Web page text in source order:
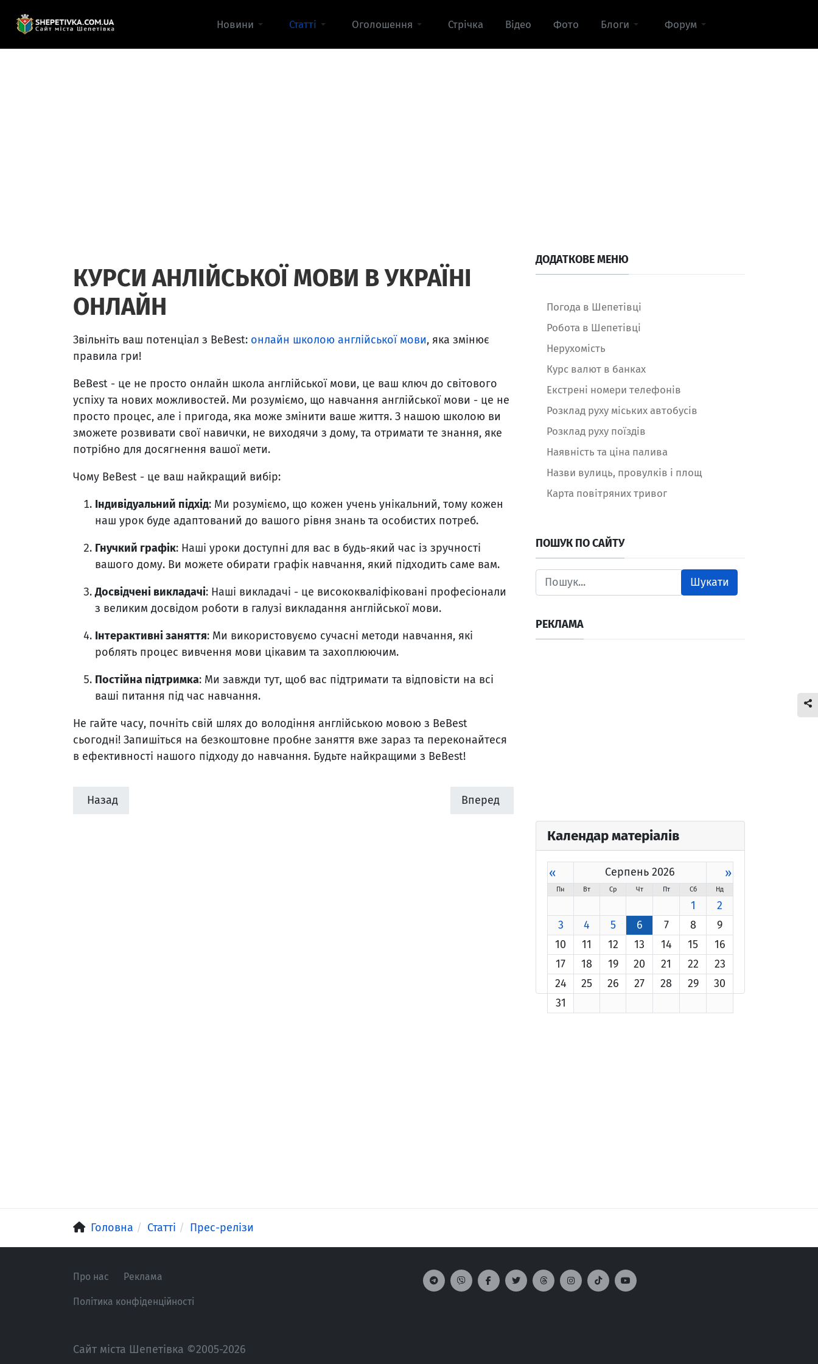
Новини Статті Оголошення Стрічка Відео Фото Блоги Форум
КУРСИ АНЛІЙСЬКОЇ МОВИ В УКРАЇНІ
ОНЛАЙН
Звільніть ваш потенціал з BeBest: онлайн школою англійської мови, яка змінює
правила гри!
BeBest - це не просто онлайн школа англійської мови, це ваш ключ до світового
успіху та нових можливостей. Ми розуміємо, що навчання англійської мови - це не
просто процес, але і пригода, яка може змінити ваше життя. З нашою школою ви
зможете розвивати свої навички, не виходячи з дому, та отримати те знання, яке
потрібно для досягнення вашої мети.
Чому BeBest - це ваш найкращий вибір:
Індивідуальний підхід: Ми розуміємо, що кожен учень унікальний, тому кожен
наш урок буде адаптований до вашого рівня знань та особистих потреб.
Гнучкий графік: Наші уроки доступні для вас в будь-який час із зручності
вашого дому. Ви можете обирати графік навчання, який підходить саме вам.
Досвідчені викладачі: Наші викладачі - це висококваліфіковані професіонали
з великим досвідом роботи в галузі викладання англійської мови.
Інтерактивні заняття: Ми використовуємо сучасні методи навчання, які
роблять процес вивчення мови цікавим та захоплюючим.
Постійна підтримка: Ми завжди тут, щоб вас підтримати та відповісти на всі
ваші питання під час навчання.
Не гайте часу, почніть свій шлях до володіння англійською мовою з BeBest
сьогодні! Запишіться на безкоштовне пробне заняття вже зараз та переконайтеся
в ефективності нашого підходу до навчання. Будьте найкращими з BeBest!
Назад Вперед
ДОДАТКОВЕ МЕНЮ
Погода в Шепетівці
Робота в Шепетівці
Нерухомість
Курс валют в банках
Екстрені номери телефонів
Розклад руху міських автобусів
Розклад руху поїздів
Наявність та ціна палива
Назви вулиць, провулків і площ
Карта повітряних тривог
ПОШУК ПО САЙТУ
Шукати
РЕКЛАМА
Календар матеріалів
« Серпень 2026 »
Пн Вт Ср Чт Пт Сб Нд
1
2
3
4 5 6 7 8
9
10
11 12 13 14 15
16
17
18 19 20 21 22
23
24
25 26 27 28 29
30
31
Головна Статті Прес-релізи
Про нас Реклама
Політика конфіденційності
Сайт міста Шепетівка ©2005-2026